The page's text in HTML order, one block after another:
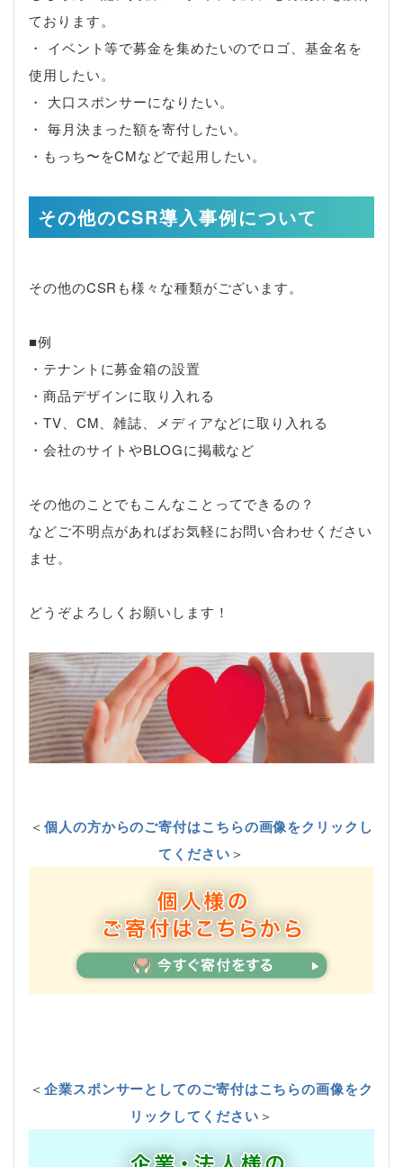
ております。
・ イベント等で募金を集めたいのでロゴ、基金名を
使用したい。
・ 大口スポンサーになりたい。
・ 毎月決まった額を寄付したい。
・もっち〜をCMなどで起用したい。
その他のCSR導入事例について
その他のCSRも様々な種類がございます。
■例
・テナントに募金箱の設置
・商品デザインに取り入れる
・TV、CM、雑誌、メディアなどに取り入れる
・会社のサイトやBLOGに掲載など
その他のことでもこんなことってできるの？
などご不明点があればお気軽にお問い合わせください
ませ。
どうぞよろしくお願いします！
＜個人の方からのご寄付はこちらの画像をクリックし
てください＞
＜企業スポンサーとしてのご寄付はこちらの画像をク
リックしてください＞